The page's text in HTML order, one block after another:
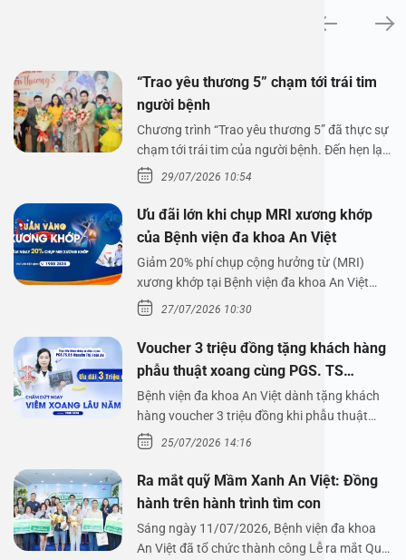
“Trao yêu thương 5” chạm tới trái tim
người bệnh
Chương trình “Trao yêu thương 5” đã thực sự
chạm tới trái tim của người bệnh. Đến hẹn lại
lên,…29/07/2026 10:54
Ưu đãi lớn khi chụp MRI xương khớp
của Bệnh viện đa khoa An Việt
Giảm 20% phí chụp cộng hưởng từ (MRI)
xương khớp tại Bệnh viện đa khoa An Việt
Bệnh viện đa…
27/07/2026 10:30
Voucher 3 triệu đồng tặng khách hàng
phẫu thuật xoang cùng PGS. TS
Nguyễn Thị Hoài An
Bệnh viện đa khoa An Việt dành tặng khách
hàng voucher 3 triệu đồng khi phẫu thuật
xoang cùng PGS.…
25/07/2026 14:16
Ra mắt quỹ Mầm Xanh An Việt: Đồng
hành trên hành trình tìm con
Sáng ngày 11/07/2026, Bệnh viện đa khoa
An Việt đã tổ chức thành công Lễ ra mắt Quỹ